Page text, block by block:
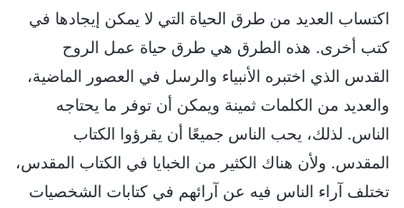
اكتساب العديد من طرق الحياة التي لا يمكن إيجادها في
كتب أخرى. هذه الطرق هي طرق حياة عمل الروح
القدس الذي اختبره الأنبياء والرسل في العصور الماضية،
والعديد من الكلمات ثمينة ويمكن أن توفر ما يحتاجه
الناس. لذلك، يحب الناس جميعًا أن يقرؤوا الكتاب
المقدس. ولأن هناك الكثير من الخبايا في الكتاب المقدس،
تختلف آراء الناس فيه عن آرائهم في كتابات الشخصيات